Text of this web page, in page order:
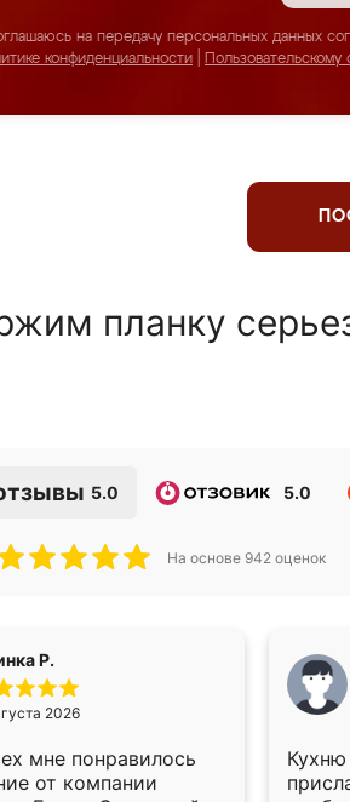
на передачу персональных данных
конфиденциальности
планку
5.0 5.0
На основе 942 оценок
Р.
2026
мне понравилось
от компании
Кухню